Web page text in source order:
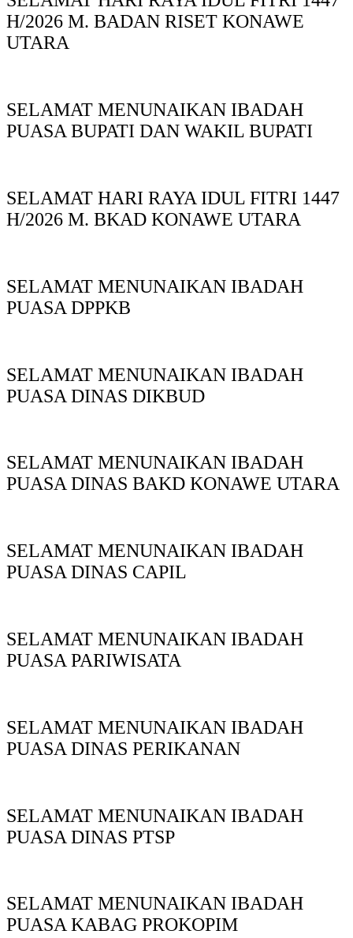
H/2026 M. BADAN RISET KONAWE
UTARA
SELAMAT MENUNAIKAN IBADAH
PUASA BUPATI DAN WAKIL BUPATI
SELAMAT HARI RAYA IDUL FITRI 1447
H/2026 M. BKAD KONAWE UTARA
SELAMAT MENUNAIKAN IBADAH
PUASA DPPKB
SELAMAT MENUNAIKAN IBADAH
PUASA DINAS DIKBUD
SELAMAT MENUNAIKAN IBADAH
PUASA DINAS BAKD KONAWE UTARA
SELAMAT MENUNAIKAN IBADAH
PUASA DINAS CAPIL
SELAMAT MENUNAIKAN IBADAH
PUASA PARIWISATA
SELAMAT MENUNAIKAN IBADAH
PUASA DINAS PERIKANAN
SELAMAT MENUNAIKAN IBADAH
PUASA DINAS PTSP
SELAMAT MENUNAIKAN IBADAH
PUASA KABAG PROKOPIM